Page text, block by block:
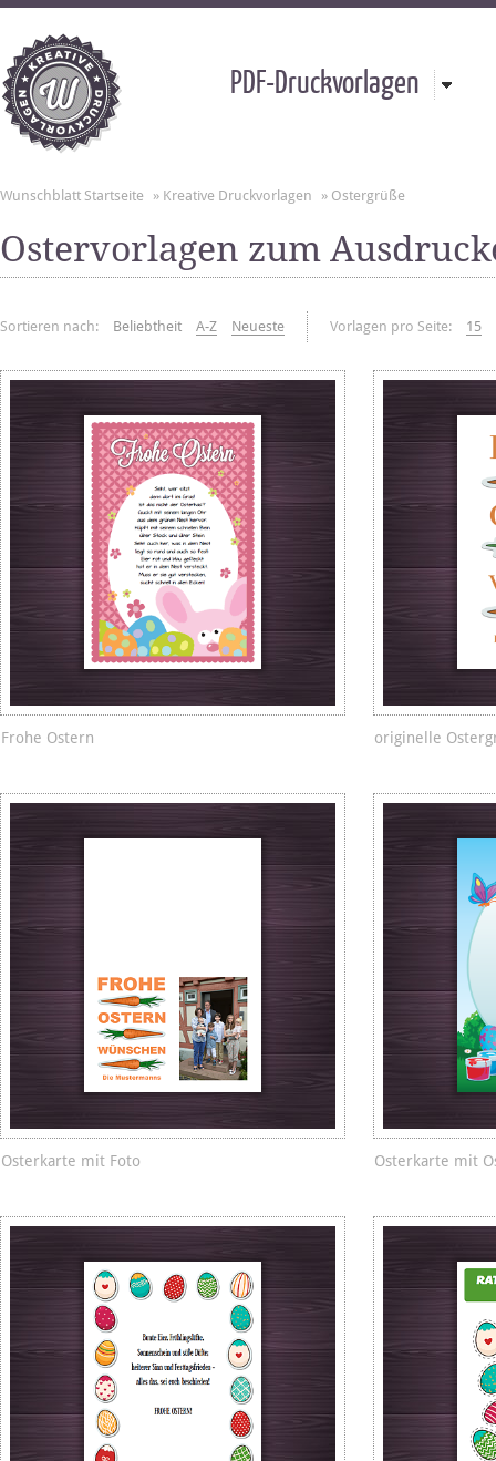
PDF-Druckvorlagen
Wunschblatt Startseite » Kreative Druckvorlagen » Ostergrüße
Ostervorlagen zum
Sortieren nach: Beliebtheit A-Z Neueste Vorlagen pro Seite: 15
Frohe Ostern originelle
Osterkarte mit Foto Osterkarte mit